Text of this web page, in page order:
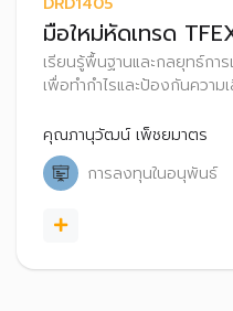
มือใหม่หัดเทรด
เรียนรู้พื้นฐานและกลยุทธ์กา
เพื่อทำกำไรและป้องกันความ
คุณภานุวัฒน์ เพ็ชยมาตร
การลงทุนในอนุพันธ์